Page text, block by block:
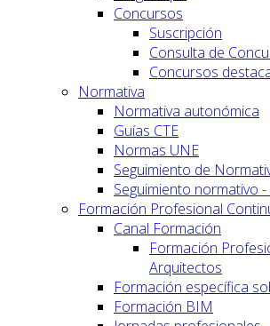
Concursos
Suscripción
Consulta de
Concursos
Normativa
Normativa autonómica
Guías CTE
Normas UNE
Seguimiento de
Seguimiento normativo
Formación Profesional
Canal Formación
Formación
Arquitectos
Formación específica
Formación BIM